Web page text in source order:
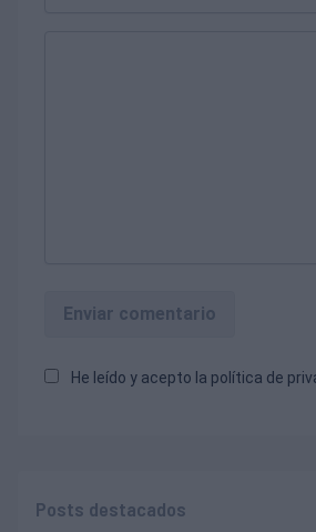
Enviar comentario
He leído y acepto la política de
Posts destacados